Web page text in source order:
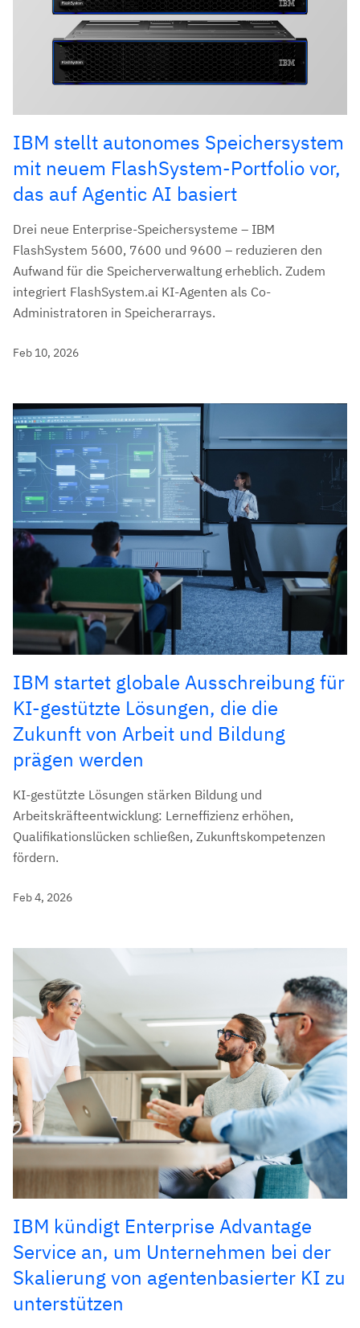
IBM stellt autonomes Speichersystem
mit neuem FlashSystem-Portfolio vor,
das auf Agentic AI basiert
Drei neue Enterprise-Speichersysteme – IBM
FlashSystem 5600, 7600 und 9600 – reduzieren den
Aufwand für die Speicherverwaltung erheblich. Zudem
integriert FlashSystem.ai KI-Agenten als Co-
Administratoren in Speicherarrays.
Feb 10, 2026
IBM startet globale Ausschreibung für
KI-gestützte Lösungen, die die
Zukunft von Arbeit und Bildung
prägen werden
KI-gestützte Lösungen stärken Bildung und
Arbeitskräfteentwicklung: Lerneffizienz erhöhen,
Qualifikationslücken schließen, Zukunftskompetenzen
fördern.
Feb 4, 2026
IBM kündigt Enterprise Advantage
Service an, um Unternehmen bei der
Skalierung von agentenbasierter KI zu
unterstützen